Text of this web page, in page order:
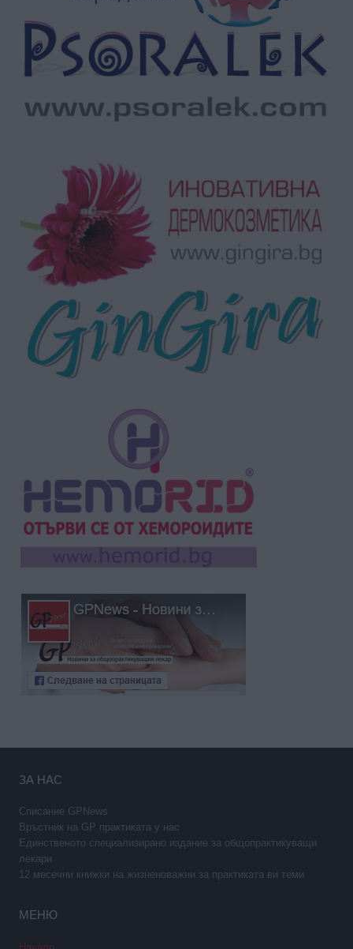
ЗА НАС
Списание GPNews
Връстник на GP практиката у нас
Единственото специализирано издание за общопрактикуващи
лекари
12 месечни книжки на жизненоважни за практиката ви теми
МЕНЮ